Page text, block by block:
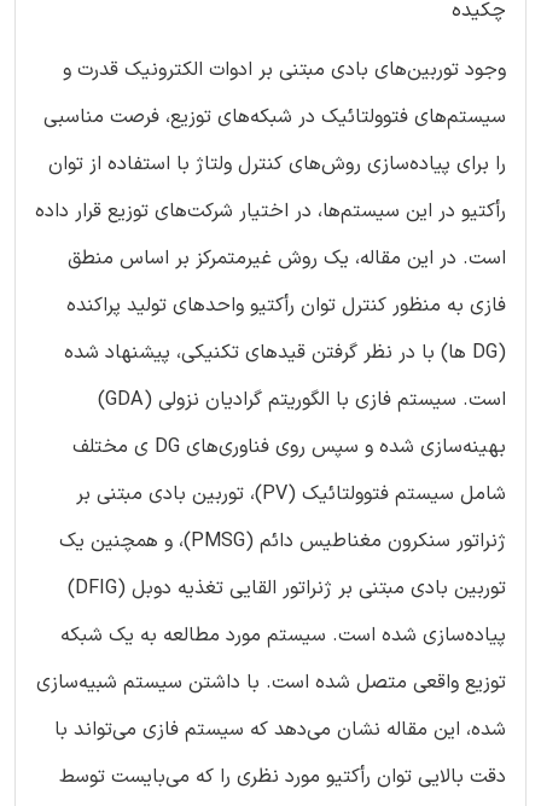
چکیده
وجود توربین‌های بادی مبتنی بر ادوات الکترونیک قدرت و
سیستم‌های فتوولتائیک در شبکه‌های توزیع، فرصت مناسبی
را برای پیاده‌سازی روش‌های کنترل ولتاژ با استفاده از توان
رأکتیو در این سیستم‌ها، در اختیار شرکت‌های توزیع قرار داده
است. در این مقاله، یک روش غیرمتمرکز بر اساس منطق
فازی به منظور کنترل توان رأکتیو واحدهای تولید پراکنده
(DG ها) با در نظر گرفتن قیدهای تکنیکی، پیشنهاد شده
است. سیستم فازی با الگوریتم گرادیان نزولی (GDA)
بهینه‌سازی شده و سپس روی فناوری‌های DG ی مختلف
شامل سیستم فتوولتائیک (PV)، توربین بادی مبتنی بر
ژنراتور سنکرون مغناطیس دائم (PMSG)، و همچنین یک
توربین بادی مبتنی بر ژنراتور القایی تغذیه دوبل (DFIG)
پیاده‌سازی شده است. سیستم مورد مطالعه به یک شبکه
توزیع واقعی متصل شده است. با داشتن سیستم شبیه‌سازی
شده، این مقاله نشان می‌دهد که سیستم فازی می‌تواند با
دقت بالایی توان رأکتیو مورد نظری را که می‌بایست توسط